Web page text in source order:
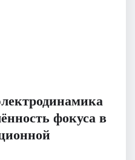
фокуса в